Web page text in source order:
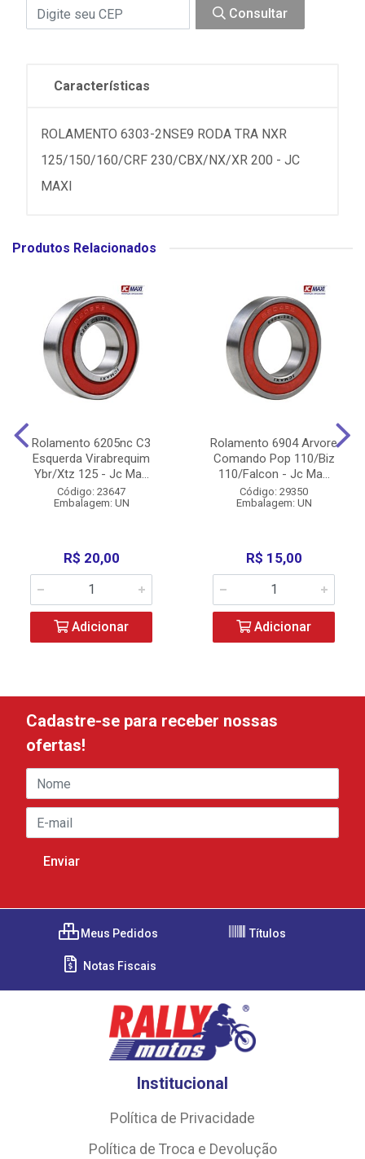
Consultar
Características
ROLAMENTO 6303-2NSE9 RODA TRA NXR
125/150/160/CRF 230/CBX/NX/XR 200 - JC
MAXI
Produtos Relacionados
Rolamento 6205nc C3
Esquerda Virabrequim
Ybr/Xtz 125 - Jc Ma...
Código: 23647
Embalagem: UN
R$ 20,00
Adicionar
Rolamento 6904 Arvore
Comando Pop 110/Biz
110/Falcon - Jc Ma...
Código: 29350
Embalagem: UN
R$ 15,00
Adicionar
Cadastre-se para receber nossas
ofertas!
Meus Pedidos Títulos
Notas Fiscais
Institucional
Política de Privacidade
Política de Troca e Devolução